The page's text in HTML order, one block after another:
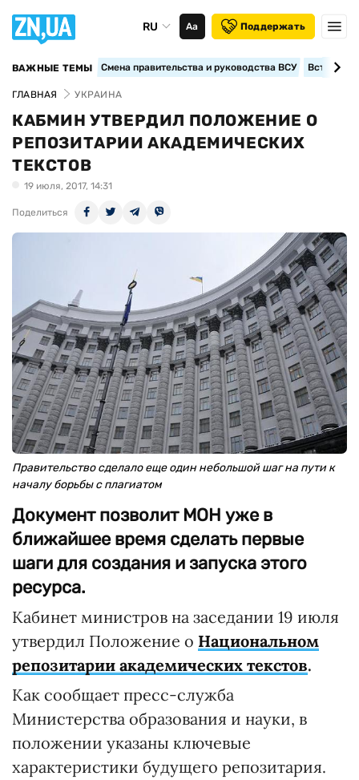
RU Аа Поддержать
ВАЖНЫЕ ТЕМЫ Смена правительства и руководства ВСУ
ГЛАВНАЯ УКРАИНА
КАБМИН УТВЕРДИЛ ПОЛОЖЕНИЕ О
РЕПОЗИТАРИИ АКАДЕМИЧЕСКИХ
ТЕКСТОВ
19 июля, 2017, 14:31
Поделиться
Правительство сделало еще один небольшой шаг на пути к
началу борьбы с плагиатом
Документ позволит МОН уже в
ближайшее время сделать первые
шаги для создания и запуска этого
ресурса.
Кабинет министров на заседании 19 июля
утвердил Положение о Национальном
репозитарии академических текстов.
Как сообщает пресс-служба
Министерства образования и науки, в
положении указаны ключевые
характеристики будущего репозитария.